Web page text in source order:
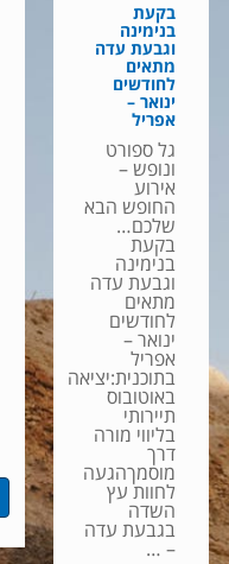
בקעת
בנימינה
וגבעת עדה
מתאים
לחודשים
ינואר –
אפריל
גל ספורט
ונופש –
אירוע
החופש הבא
שלכם…
בקעת
בנימינה
וגבעת עדה
מתאים
לחודשים
ינואר –
אפריל
בתוכנית:יציאה
באוטובוס
תיירותי
בליווי מורה
דרך
מוסמךהגעה
לחוות עץ
השדה
בגבעת עדה
– …